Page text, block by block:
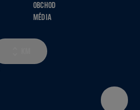
OBCHOD
MÉDIA